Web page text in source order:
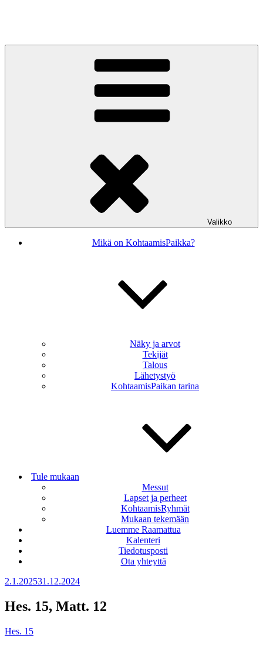
Valikko
Mikä on KohtaamisPaikka?
Näky ja arvot
Tekijät
Talous
Lähetystyö
KohtaamisPaikan tarina
Tule mukaan
Messut
Lapset ja perheet
KohtaamisRyhmät
Mukaan tekemään
Luemme Raamattua
Kalenteri
Tiedotusposti
Ota yhteyttä
Julkaistu
2.1.202531.12.2024
Hes. 15, Matt. 12
Hes. 15